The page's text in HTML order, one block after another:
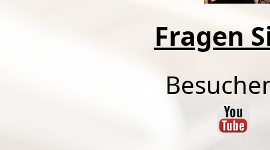
Fragen